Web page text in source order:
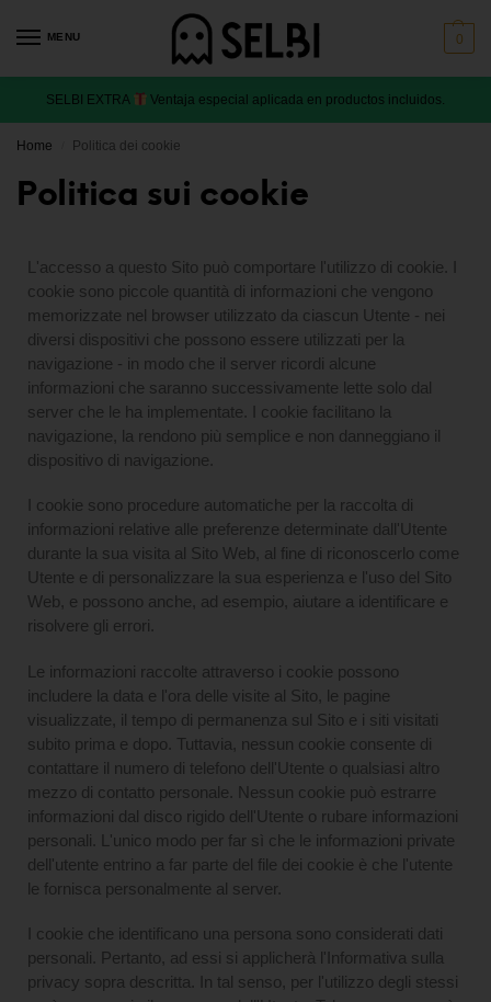
MENU 0
SELBI EXTRA Ventaja especial aplicada en productos incluidos.
Home Politica dei cookie
Politica sui cookie
L'accesso a questo Sito può comportare l'utilizzo di cookie. I
cookie sono piccole quantità di informazioni che vengono
memorizzate nel browser utilizzato da ciascun Utente - nei
diversi dispositivi che possono essere utilizzati per la
navigazione - in modo che il server ricordi alcune
informazioni che saranno successivamente lette solo dal
server che le ha implementate. I cookie facilitano la
navigazione, la rendono più semplice e non danneggiano il
dispositivo di navigazione.
I cookie sono procedure automatiche per la raccolta di
informazioni relative alle preferenze determinate dall'Utente
durante la sua visita al Sito Web, al fine di riconoscerlo come
Utente e di personalizzare la sua esperienza e l'uso del Sito
Web, e possono anche, ad esempio, aiutare a identificare e
risolvere gli errori.
Le informazioni raccolte attraverso i cookie possono
includere la data e l'ora delle visite al Sito, le pagine
visualizzate, il tempo di permanenza sul Sito e i siti visitati
subito prima e dopo. Tuttavia, nessun cookie consente di
contattare il numero di telefono dell'Utente o qualsiasi altro
mezzo di contatto personale. Nessun cookie può estrarre
informazioni dal disco rigido dell'Utente o rubare informazioni
personali. L'unico modo per far sì che le informazioni private
dell'utente entrino a far parte del file dei cookie è che l'utente
le fornisca personalmente al server.
I cookie che identificano una persona sono considerati dati
personali. Pertanto, ad essi si applicherà l'Informativa sulla
privacy sopra descritta. In tal senso, per l'utilizzo degli stessi